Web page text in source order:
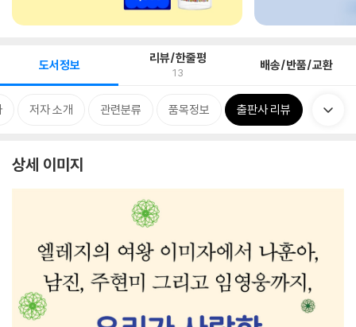
도서정보 리뷰/한줄평
13 배송/반품/교환
저자 소개 관련분류 품목정보 출판사 리뷰
상세 이미지